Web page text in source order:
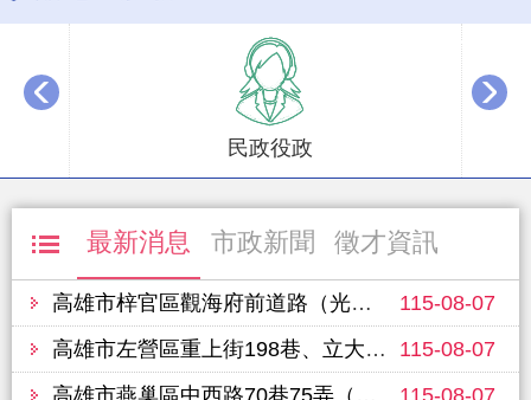
播放中
民政役政
最新消息 市政新聞 徵才資訊
115-08-07
高雄市梓官區觀海府前道路（光明路163巷至光明路109巷），於115年8月12日進行路面改善工程，敬請行經車輛提前改道並注意行車安全
115-08-07
高雄市左營區重上街198巷、立大路、重愛路（華夏路至文學路）單車道、富國路450巷，預定於115年8月14日進行路面改善工程，敬請行經車輛提前改道並注意行車安全
115-08-07
高雄市燕巢區中西路70巷75弄（70巷至65弄10號），於115年8月10日進行路面改善工程，敬請行經車輛提前改道並注意行車安全